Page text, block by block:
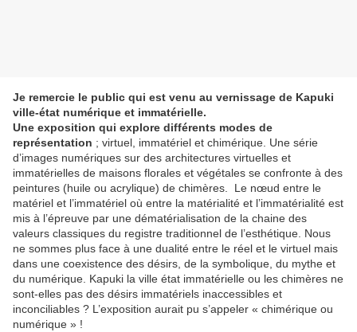
Je remercie le public qui est venu au vernissage de Kapuki
ville-état numérique et immatérielle.
Une exposition qui explore différents modes de
représentation ; virtuel, immatériel et chimérique. Une série
d’images numériques sur des architectures virtuelles et
immatérielles de maisons florales et végétales se confronte à des
peintures (huile ou acrylique) de chimères. Le nœud entre le
matériel et l’immatériel où entre la matérialité et l’immatérialité est
mis à l’épreuve par une dématérialisation de la chaine des
valeurs classiques du registre traditionnel de l’esthétique. Nous
ne sommes plus face à une dualité entre le réel et le virtuel mais
dans une coexistence des désirs, de la symbolique, du mythe et
du numérique. Kapuki la ville état immatérielle ou les chimères ne
sont-elles pas des désirs immatériels inaccessibles et
inconciliables ? L’exposition aurait pu s’appeler « chimérique ou
numérique » !